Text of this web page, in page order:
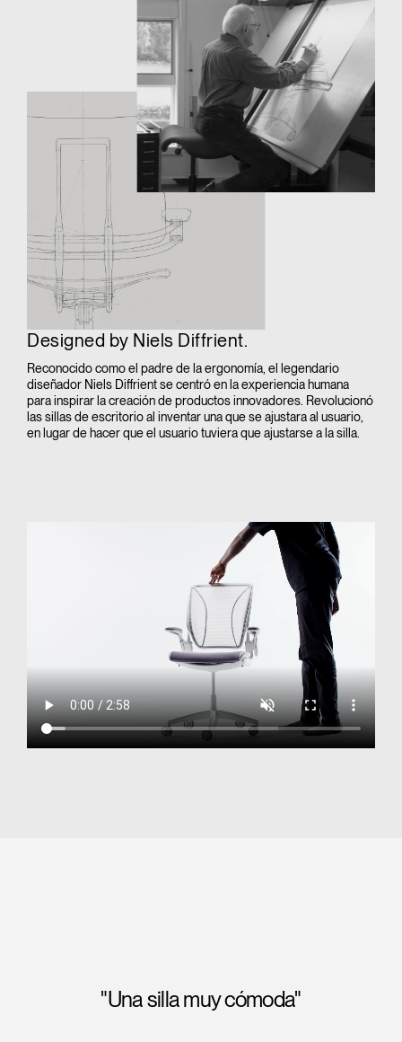
Designed by Niels Diffrient.
Reconocido como el padre de la ergonomía, el legendario
diseñador Niels Diffrient se centró en la experiencia humana
para inspirar la creación de productos innovadores. Revolucionó
las sillas de escritorio al inventar una que se ajustara al usuario,
en lugar de hacer que el usuario tuviera que ajustarse a la silla.
"Una silla muy cómoda"